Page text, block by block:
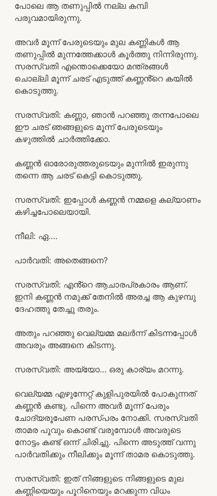
പോലെ ആ തണുപ്പിൽ നല്ല കമ്പി
പരുവമായിരുന്നു.
അവർ മൂന്ന് പേരുടെയും മുല കണ്ണികൾ ആ
തണുപ്പിൽ മുന്നത്തേക്കാൾ കൂർത്തു നിന്നിരുന്നു.
സരസ്വതി എന്തൊക്കെയോ മന്ത്രങ്ങൾ
ചൊല്ലി മൂന്ന് ചരട് എടുത്ത് കണ്ണൻ്റെ കയിൽ
കൊടുത്തു.
സരസ്വതി: കണ്ണാ, ഞാൻ പറഞ്ഞു തന്നപോലെ
ഈ ചരട് ഞങ്ങളുടെ മൂന്ന് പേരുടെയും
കഴുത്തിൽ ചാർത്തിക്കോ.
കണ്ണൻ ഓരോരുത്തരുടെയും മുന്നിൽ ഇരുന്നു
തന്നെ ആ ചരട് കെട്ടി കൊടുത്തു.
സരസ്വതി: ഇപ്പോൾ കണ്ണൻ നമ്മളെ കല്യാണം
കഴിച്ചപോലെയായി.
നീലി: ഏ….
പാർവതി: അതെങ്ങനെ?
സരസ്വതി: എൻ്റെ ആചാരപ്രകാരം ആണ്.
ഇനി കണ്ണൻ നമുക്ക് തേനിൽ അരച്ച ആ കുഴമ്പു
ദേഹത്തു തേച്ചു തരും.
അതും പറഞ്ഞു വെല്യമ്മ മലർന്ന് കിടന്നപ്പോൾ
അവരും അങ്ങനെ കിടന്നു.
സരസ്വതി: അയ്യോ… ഒരു കാര്യം മറന്നു.
വെല്യമ്മ എഴുന്നേറ്റ് കുളിപുരയിൽ പോകുന്നത്
കണ്ണൻ കണ്ടു. പിന്നെ അവർ മൂന്ന് പേരും
ചോദ്യരൂപേണ പരസ്പരം നോക്കി. സരസ്വതി
താമര പൂവും കൊണ്ട് വരുമ്പോൾ അവരുടെ
നോട്ടം കണ്ട് ഒന്ന് ചിരിച്ചു. പിന്നെ അടുത്ത് വന്നു
പാർവതിക്കും നീലിക്കും മൂന്ന് താമര കൊടുത്തു.
സരസ്വതി: ഇത് നിങ്ങളുടെ നിങ്ങളുടെ മുല
കണ്ണിയെയും പൂറിനെയും മറക്കുന്ന വിധം